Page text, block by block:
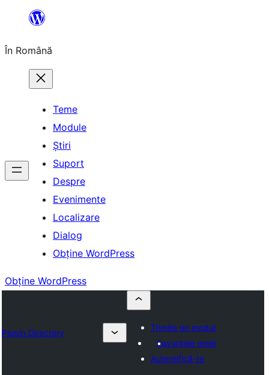
conținut
În Română
Teme
Module
Știri
Suport
Despre
Evenimente
Localizare
Dialog
Obține WordPress
Obține WordPress
Plugin Directory
Trimite un modul
Favoritele mele
Autentifică-te